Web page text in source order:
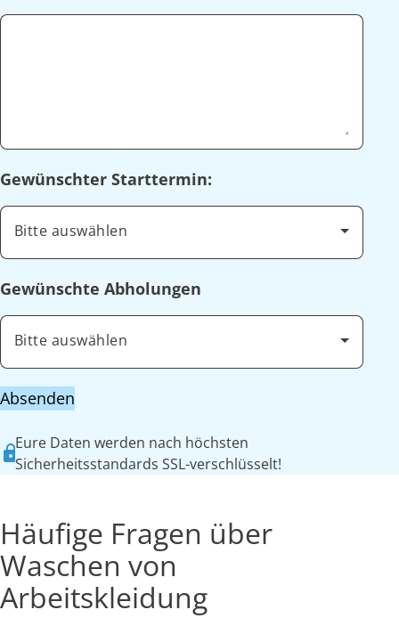
Gewünschter Starttermin:
Bitte auswählen
Gewünschte Abholungen
Bitte auswählen
Absenden
Eure Daten werden nach höchsten
Sicherheitsstandards SSL-verschlüsselt!
Häufige Fragen über
Waschen von
Arbeitskleidung